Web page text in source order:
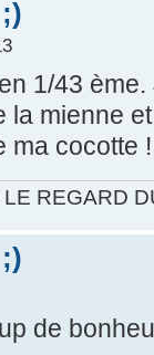
1/43
mienne
ma cocotte
REGARD
de